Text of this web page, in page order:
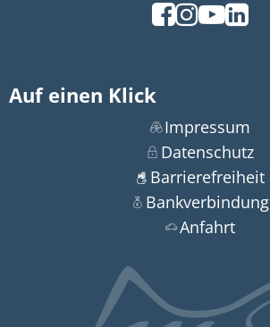
Auf einen Klick
Impressum
Datenschutz
Barrierefreiheit
Bankverbindung
Anfahrt